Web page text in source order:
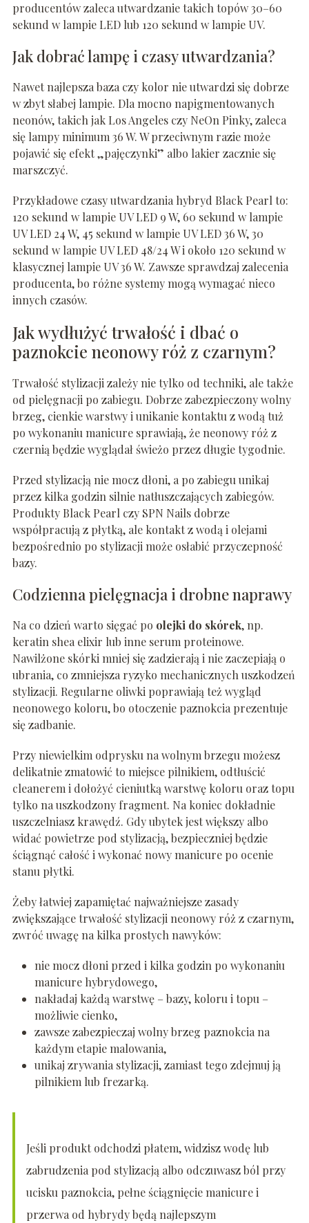
producentów zaleca utwardzanie takich topów 30–60
sekund w lampie LED lub 120 sekund w lampie UV.
Jak dobrać lampę i czasy utwardzania?
Nawet najlepsza baza czy kolor nie utwardzi się dobrze
w zbyt słabej lampie. Dla mocno napigmentowanych
neonów, takich jak Los Angeles czy NeOn Pinky, zaleca
się lampy minimum 36 W. W przeciwnym razie może
pojawić się efekt „pajęczynki” albo lakier zacznie się
marszczyć.
Przykładowe czasy utwardzania hybryd Black Pearl to:
120 sekund w lampie UV LED 9 W, 60 sekund w lampie
UV LED 24 W, 45 sekund w lampie UV LED 36 W, 30
sekund w lampie UV LED 48/24 W i około 120 sekund w
klasycznej lampie UV 36 W. Zawsze sprawdzaj zalecenia
producenta, bo różne systemy mogą wymagać nieco
innych czasów.
Jak wydłużyć trwałość i dbać o
paznokcie neonowy róż z czarnym?
Trwałość stylizacji zależy nie tylko od techniki, ale także
od pielęgnacji po zabiegu. Dobrze zabezpieczony wolny
brzeg, cienkie warstwy i unikanie kontaktu z wodą tuż
po wykonaniu manicure sprawiają, że neonowy róż z
czernią będzie wyglądał świeżo przez długie tygodnie.
Przed stylizacją nie mocz dłoni, a po zabiegu unikaj
przez kilka godzin silnie natłuszczających zabiegów.
Produkty Black Pearl czy SPN Nails dobrze
współpracują z płytką, ale kontakt z wodą i olejami
bezpośrednio po stylizacji może osłabić przyczepność
bazy.
Codzienna pielęgnacja i drobne naprawy
Na co dzień warto sięgać po olejki do skórek, np.
keratin shea elixir lub inne serum proteinowe.
Nawilżone skórki mniej się zadzierają i nie zaczepiają o
ubrania, co zmniejsza ryzyko mechanicznych uszkodzeń
stylizacji. Regularne oliwki poprawiają też wygląd
neonowego koloru, bo otoczenie paznokcia prezentuje
się zadbanie.
Przy niewielkim odprysku na wolnym brzegu możesz
delikatnie zmatowić to miejsce pilnikiem, odtłuścić
cleanerem i dołożyć cieniutką warstwę koloru oraz topu
tylko na uszkodzony fragment. Na koniec dokładnie
uszczelniasz krawędź. Gdy ubytek jest większy albo
widać powietrze pod stylizacją, bezpieczniej będzie
ściągnąć całość i wykonać nowy manicure po ocenie
stanu płytki.
Żeby łatwiej zapamiętać najważniejsze zasady
zwiększające trwałość stylizacji neonowy róż z czarnym,
zwróć uwagę na kilka prostych nawyków:
nie mocz dłoni przed i kilka godzin po wykonaniu
manicure hybrydowego,
nakładaj każdą warstwę – bazy, koloru i topu –
możliwie cienko,
zawsze zabezpieczaj wolny brzeg paznokcia na
każdym etapie malowania,
unikaj zrywania stylizacji, zamiast tego zdejmuj ją
pilnikiem lub frezarką.
Jeśli produkt odchodzi płatem, widzisz wodę lub
zabrudzenia pod stylizacją albo odczuwasz ból przy
ucisku paznokcia, pełne ściągnięcie manicure i
przerwa od hybrydy będą najlepszym